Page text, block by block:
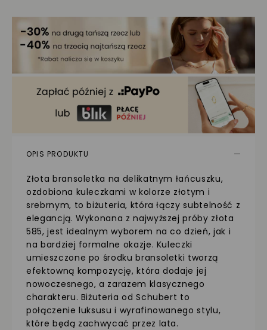
OPIS PRODUKTU
Złota bransoletka na delikatnym łańcuszku,
ozdobiona kuleczkami w kolorze złotym i
srebrnym, to biżuteria, która łączy subtelność z
elegancją. Wykonana z najwyższej próby złota
585, jest idealnym wyborem na co dzień, jak i
na bardziej formalne okazje. Kuleczki
umieszczone po środku bransoletki tworzą
efektowną kompozycję, która dodaje jej
nowoczesnego, a zarazem klasycznego
charakteru. Biżuteria od Schubert to
połączenie luksusu i wyrafinowanego stylu,
które będą zachwycać przez lata.